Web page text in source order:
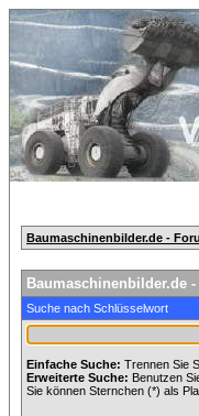
Baumaschinenbilder.de -
Baumaschinenbilder.de
Suche nach Schlüsselwort
Einfache Suche: Trennen Sie
Erweiterte Suche: Benutzen
Sie können Sternchen (*) als